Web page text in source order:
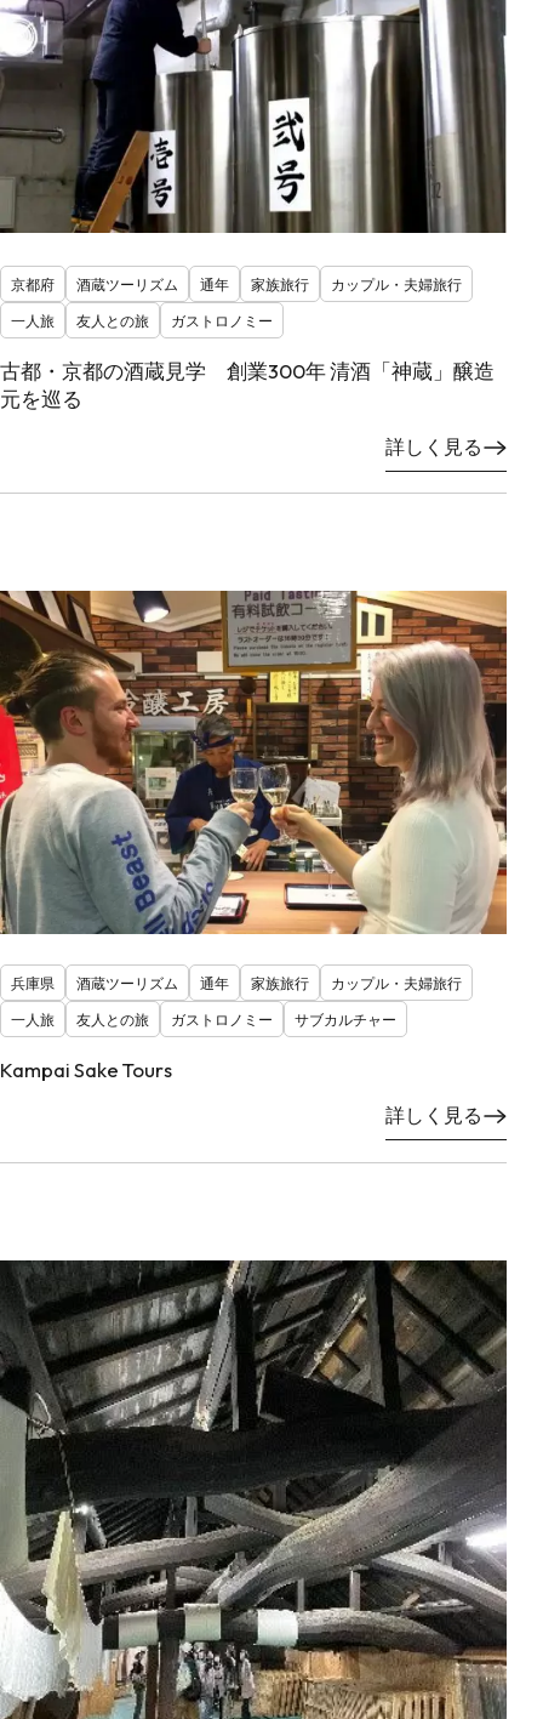
京都府 酒蔵ツーリズム 通年 家族旅行
カップル・夫婦旅行
一人旅
友人との旅 ガストロノミー
古都・京都の酒蔵見学 創業300年 清酒「神蔵」醸造
元を巡る
詳しく見る
兵庫県 酒蔵ツーリズム 通年 家族旅行
カップル・夫婦旅行
一人旅
友人との旅 ガストロノミー サブカルチャー
Kampai Sake Tours
詳しく見る